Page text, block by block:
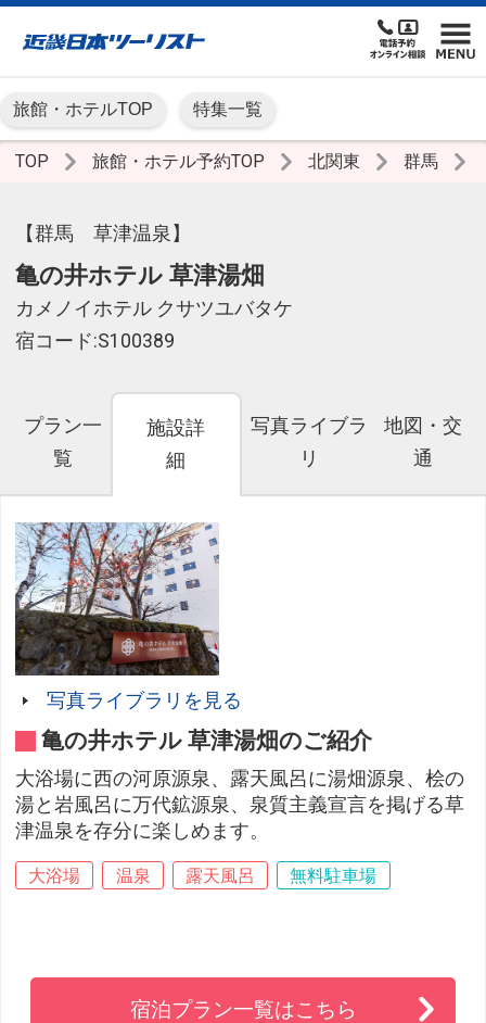
旅館・ホテルTOP 特集一覧
TOP 旅館・ホテル予約TOP 北関東 群馬
【群馬 草津温泉】
亀の井ホテル 草津湯畑
カメノイホテル クサツユバタケ
宿コード:S100389
プラン一
覧
施設詳
細
写真ライブラ
リ
地図・交
通
写真ライブラリを見る
亀の井ホテル 草津湯畑のご紹介
大浴場に西の河原源泉、露天風呂に湯畑源泉、桧の
湯と岩風呂に万代鉱源泉、泉質主義宣言を掲げる草
津温泉を存分に楽しめます。
大浴場 温泉 露天風呂 無料駐車場
宿泊プラン一覧はこちら